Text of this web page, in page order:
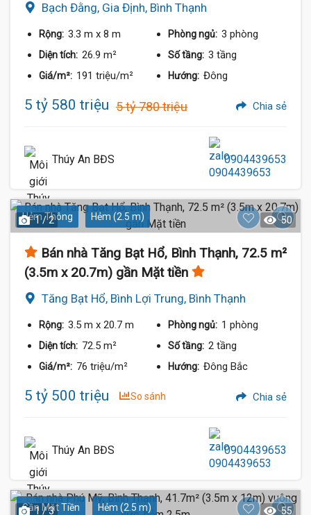
Bạch Đằng, Gia Định, Bình Thạnh
Rộng: 3.3 m x 8 m Phòng ngủ: 3 phòng
Diện tích: 26.9 m² Số tầng: 3 tầng
Giá/m²: 191 triệu/m² Hướng: Đông
5 tỷ 580 triệu 5 tỷ 780 triệu Chia sẻ
Thúy An BĐS 0904439653
Hẻm Thông Hẻm (2.5 m)
1 / 2 50
Bán nhà Tăng Bạt Hổ, Bình Thạnh, 72.5 m²
(3.5m x 20.7m) gần Mặt tiền
Tăng Bạt Hổ, Bình Lợi Trung, Bình Thạnh
Rộng: 3.5 m x 20.7 m Phòng ngủ: 1 phòng
Diện tích: 72.5 m² Số tầng: 2 tầng
Giá/m²: 76 triệu/m² Hướng: Đông Bắc
5 tỷ 500 triệu So sánh Chia sẻ
Thúy An BĐS 0904439653
Gần Mặt Tiền Hẻm (2.5 m)
1 / 3 55